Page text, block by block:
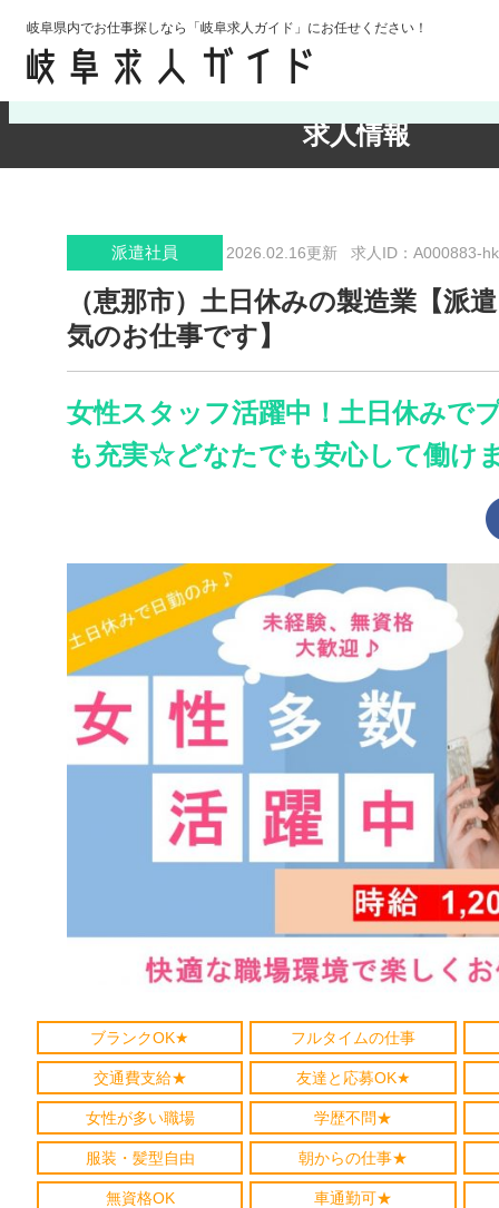
岐阜県内でお仕事探しなら「岐阜求人ガイド」にお任せください！
求人情報
検索条件の確認・変更
派遣社員 2026.02.16更新 求人ID：A000883-
（恵那市）土日休みの製造業【派
気のお仕事です】
女性スタッフ活躍中！土日休みで
も充実☆どなたでも安心して働け
ブランクOK★ フルタイムの仕事
交通費支給★ 友達と応募OK★
女性が多い職場 学歴不問★
服装・髪型自由 朝からの仕事★
無資格OK 車通勤可★